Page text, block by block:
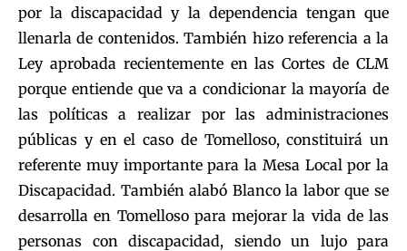
por la discapacidad y la dependencia tengan que
llenarla de contenidos. También hizo referencia a la
Ley aprobada recientemente en las Cortes de CLM
porque entiende que va a condicionar la mayoría de
las políticas a realizar por las administraciones
públicas y en el caso de Tomelloso, constituirá un
referente muy importante para la Mesa Local por la
Discapacidad. También alabó Blanco la labor que se
desarrolla en Tomelloso para mejorar la vida de las
personas con discapacidad, siendo un lujo para